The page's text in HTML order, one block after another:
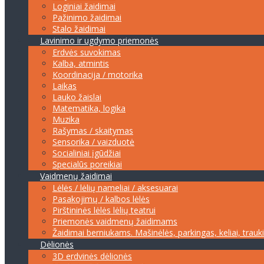
Loginiai žaidimai
Pažinimo žaidimai
Stalo žaidimai
Lavinimo ir ugdymo priemonės
Erdvės suvokimas
Kalba, atmintis
Koordinacija / motorika
Laikas
Lauko žaislai
Matematika, logika
Muzika
Rašymas / skaitymas
Sensorika / vaizduotė
Socialiniai įgūdžiai
Specialūs poreikiai
Vaidmenų žaidimai
Lėlės / lėlių nameliai / aksesuarai
Pasakojimų / kalbos lėlės
Pirštininės lėlės lėlių teatrui
Priemonės vaidmenų žaidimams
Žaidimai berniukams. Mašinėlės, parkingas, keliai,
Dėlionės
3D erdvinės dėlionės